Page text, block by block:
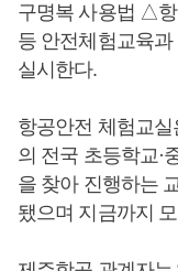
구명복 사용법 △
등 안전체험교육
실시한다.
항공안전 체험교
의 전국 초등학교·
을 찾아 진행하는
됐으며 지금까지